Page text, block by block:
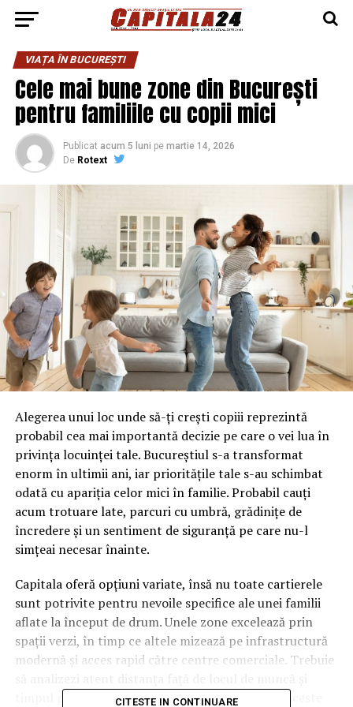
VIAȚA ÎN BUCUREȘTI
Cele mai bune zone din București
pentru familiile cu copii mici
Publicat acum 5 luni pe martie 14, 2026
De Rotext
Alegerea unui loc unde să-ți crești copiii reprezintă
probabil cea mai importantă decizie pe care o vei lua în
privința locuinței tale. Bucureștiul s-a transformat
enorm în ultimii ani, iar prioritățile tale s-au schimbat
odată cu apariția celor mici în familie. Probabil cauți
acum trotuare late, parcuri cu umbră, grădinițe de
încredere și un sentiment de siguranță pe care nu-l
simțeai necesar înainte.
Capitala oferă opțiuni variate, însă nu toate cartierele
sunt potrivite pentru nevoile specifice ale unei familii
aflate la început de drum. Unele zone excelează prin
spații verzi, în timp ce altele mizează pe infrastructură
modernă și acces rapid către centre comerciale. Trebuie
timpul pe care îl vei petrece în trafic, deoarece aceste
CITESTE IN CONTINUARE